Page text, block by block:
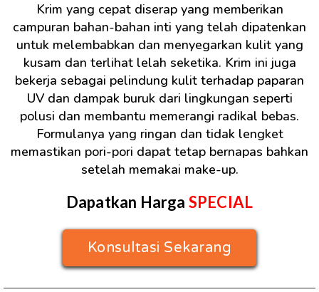
Krim yang cepat diserap yang memberikan
campuran bahan-bahan inti yang telah dipatenkan
untuk melembabkan dan menyegarkan kulit yang
kusam dan terlihat lelah seketika. Krim ini juga
bekerja sebagai pelindung kulit terhadap paparan
UV dan dampak buruk dari lingkungan seperti
polusi dan membantu memerangi radikal bebas.
Formulanya yang ringan dan tidak lengket
memastikan pori-pori dapat tetap bernapas bahkan
setelah memakai make-up.
Dapatkan Harga SPECIAL
Konsultasi Sekarang